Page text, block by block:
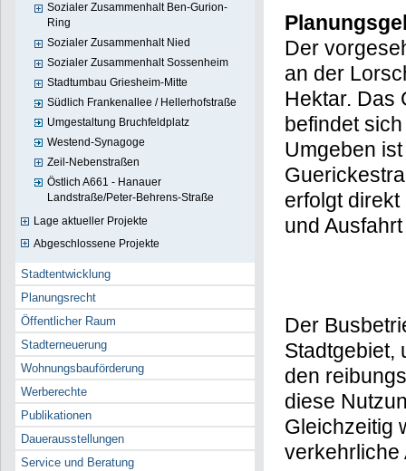
Sozialer Zusammenhalt Ben-Gurion-
Ring
Sozialer Zusammenhalt Nied
Sozialer Zusammenhalt Sossenheim
Stadtumbau Griesheim-Mitte
Südlich Frankenallee / Hellerhofstraße
Umgestaltung Bruchfeldplatz
Westend-Synagoge
Zeil-Nebenstraßen
Östlich A661 - Hanauer
Landstraße/Peter-Behrens-Straße
Lage aktueller Projekte
Abgeschlossene Projekte
Stadtentwicklung
Planungsrecht
Öffentlicher Raum
Stadterneuerung
Wohnungsbauförderung
Werberechte
Publikationen
Dauerausstellungen
Service und Beratung
Der
an der
Hektar. Das
befindet
Umgeben
erfolgt
und
Der
Stadtgebiet,
den
diese
Gleichzeitig
verkehrliche